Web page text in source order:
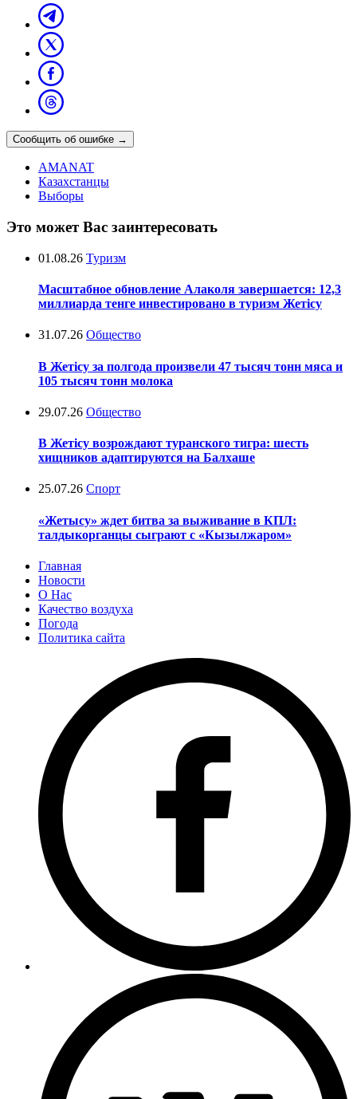
Сообщить об ошибке →
AMANAT
Казахстанцы
Выборы
Это может Вас заинтересовать
01.08.26 Туризм
Масштабное обновление Алаколя завершается: 12,3
миллиарда тенге инвестировано в туризм Жетісу
31.07.26 Общество
В Жетісу за полгода произвели 47 тысяч тонн мяса и
105 тысяч тонн молока
29.07.26 Общество
В Жетісу возрождают туранского тигра: шесть
хищников адаптируются на Балхаше
25.07.26 Спорт
«Жетысу» ждет битва за выживание в КПЛ:
талдыкорганцы сыграют с «Кызылжаром»
Главная
Новости
О Нас
Качество воздуха
Погода
Политика сайта